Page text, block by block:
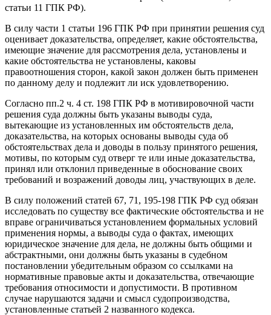
статьи 11 ГПК РФ).
В силу части 1 статьи 196 ГПК РФ при принятии решения суд
оценивает доказательства, определяет, какие обстоятельства,
имеющие значение для рассмотрения дела, установлены и
какие обстоятельства не установлены, каковы
правоотношения сторон, какой закон должен быть применен
по данному делу и подлежит ли иск удовлетворению.
Согласно пп.2 ч. 4 ст. 198 ГПК РФ в мотивировочной части
решения суда должны быть указаны выводы суда,
вытекающие из установленных им обстоятельств дела,
доказательства, на которых основаны выводы суда об
обстоятельствах дела и доводы в пользу принятого решения,
мотивы, по которым суд отверг те или иные доказательства,
принял или отклонил приведенные в обоснование своих
требований и возражений доводы лиц, участвующих в деле.
В силу положений статей 67, 71, 195-198 ГПК РФ суд обязан
исследовать по существу все фактические обстоятельства и не
вправе ограничиваться установлением формальных условий
применения нормы, а выводы суда о фактах, имеющих
юридическое значение для дела, не должны быть общими и
абстрактными, они должны быть указаны в судебном
постановлении убедительным образом со ссылками на
нормативные правовые акты и доказательства, отвечающие
требования относимости и допустимости. В противном
случае нарушаются задачи и смысл судопроизводства,
установленные статьей 2 названного кодекса.